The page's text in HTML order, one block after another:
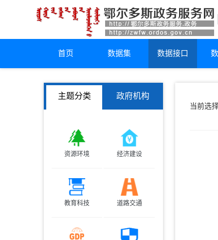
首页 数据集 数据接口
主题分类 政府机构
资源环境 经济建设
教育科技 道路交通
当前选